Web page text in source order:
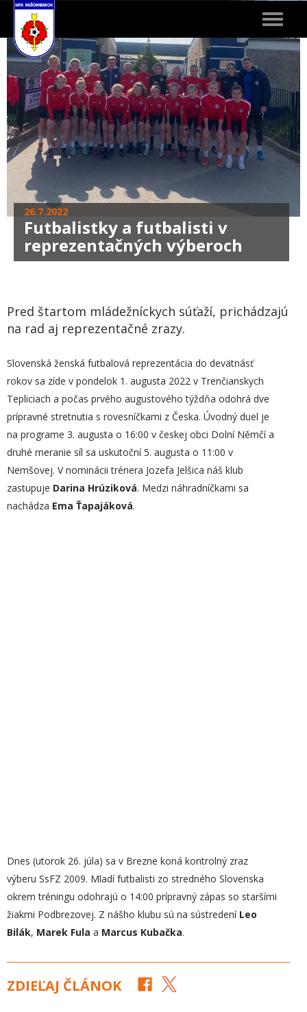
Toggle
26.7.2022
Futbalistky a futbalisti v
reprezentačných výberoch
Pred štartom mládežníckych súťaží, prichádzajú
na rad aj reprezentačné zrazy.
Slovenská ženská futbalová reprezentácia do devätnásť
rokov sa zíde v pondelok 1. augusta 2022 v Trenčianskych
Tepliciach a počas prvého augustového týždňa odohrá dve
prípravné stretnutia s rovesníčkami z Česka. Úvodný duel je
na programe 3. augusta o 16:00 v českej obci Dolní Němčí a
druhé meranie síl sa uskutoční 5. augusta o 11:00 v
Nemšovej. V nominácii trénera Jozefa Jelšica náš klub
zastupuje Darina Hrúziková. Medzi náhradníčkami sa
nachádza Ema Ťapajáková.
Dnes (utorok 26. júla) sa v Brezne koná kontrolný zraz
výberu SsFZ 2009. Mladí futbalisti zo stredného Slovenska
okrem tréningu odohrajú o 14:00 prípravný zápas so staršími
žiakmi Podbrezovej. Z nášho klubu sú na sústredení Leo
Bilák, Marek Fula a Marcus Kubačka.
ZDIEĽAJ ČLÁNOK